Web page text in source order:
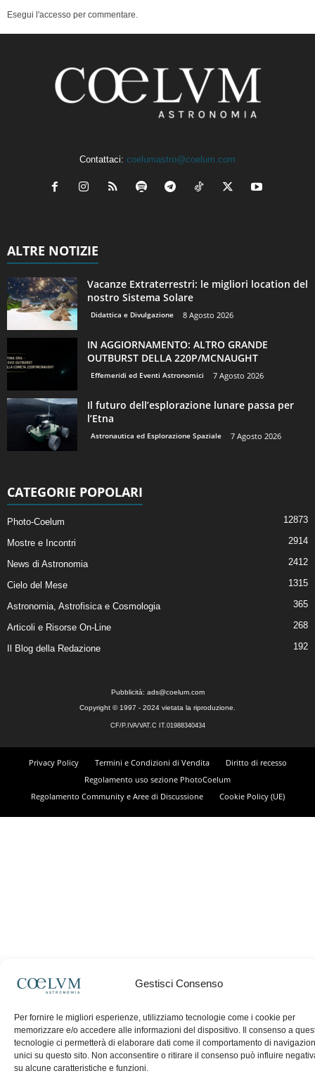
Gestisci Consenso
Per fornire le migliori esperienze, utilizziamo tecnologie come i cookie per
memorizzare e/o accedere alle informazioni del dispositivo. Il consenso a
tecnologie ci permetterà di elaborare dati come il comportamento di
unici su questo sito. Non acconsentire o ritirare il consenso può influire
su alcune caratteristiche e funzioni.
Esegui l'accesso per commentare.
Contattaci: coelumastro@coelum.com
ALTRE NOTIZIE
Vacanze Extraterrestri: le migliori location del
nostro Sistema Solare
Didattica e Divulgazione 8 Agosto 2026
IN AGGIORNAMENTO: ALTRO GRANDE
OUTBURST DELLA 220P/MCNAUGHT
Effemeridi ed Eventi Astronomici 7 Agosto 2026
Il futuro dell’esplorazione lunare passa per
l’Etna
Astronautica ed Esplorazione Spaziale 7 Agosto 2026
CATEGORIE POPOLARI
Photo-Coelum 12873
Mostre e Incontri 2914
News di Astronomia 2412
Cielo del Mese 1315
Astronomia, Astrofisica e Cosmologia 365
Articoli e Risorse On-Line 268
Il Blog della Redazione 192
Pubblicità: ads@coelum.com
Copyright © 1997 - 2024 vietata la riproduzione.
CF/P.IVA/VAT.C IT.01988340434
Privacy Policy Termini e Condizioni di Vendita
Diritto di recesso
Regolamento uso sezione PhotoCoelum
Regolamento Community e Aree di Discussione
Cookie Policy (UE)